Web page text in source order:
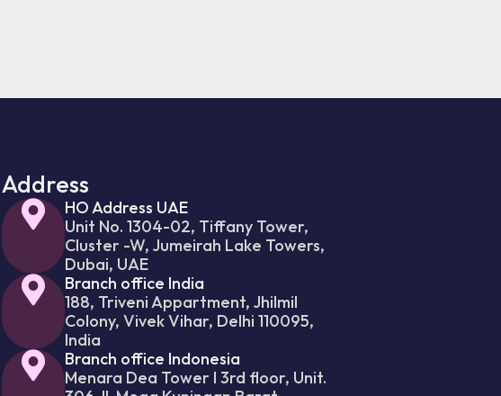
Address
HO Address UAE
Unit No. 1304-02, Tiffany Tower,
Cluster -W, Jumeirah Lake Towers,
Dubai, UAE
Branch office India
188, Triveni Appartment, Jhilmil
Colony, Vivek Vihar, Delhi 110095,
India
Branch office Indonesia
Menara Dea Tower I 3rd floor, Unit.